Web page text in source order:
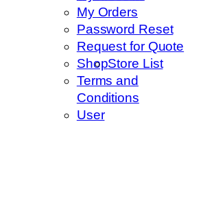
My Orders
Password Reset
Request for Quote
ShopStore List
Terms and
Conditions
User